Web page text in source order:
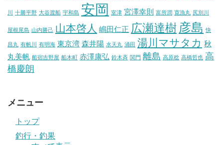
川 十勝平野 大谷渡船 宇和島 安岡 室津 宮澤幸則 富所潤 寛漁丸 尻別川
屋根尾島 山内勝己 山本啓人 嶋田仁正 広瀬達樹 彦島 快
昌丸 有帆川 有明海 東京湾 森井陽 水天丸 涌田 湯川マサタカ 秋
丸美帆 船宿吉野屋 船木町 赤澤康弘 鈴木斉 関門 離島 高原稔 高橋哲也 高
橋慶朗
メニュー
トップ
釣行・釣果